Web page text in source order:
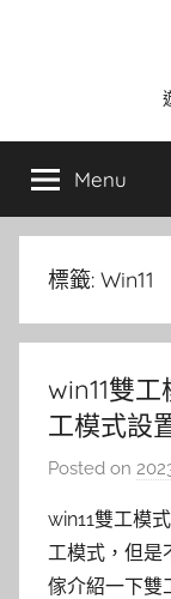
Menu
標籤: Win11
win11雙
工模式設
Posted on
win11雙工模
工模式，但是
傢介紹一下雙